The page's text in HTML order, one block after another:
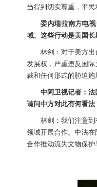
当得到切实尊重，平
委内瑞拉南方电
域。这些行动是美国
林剑：对于美方
发展权，严重违反国
裁和任何形式的胁迫施
中阿卫视记者：
请问中方对此有何看
林剑：我们注意
领域开展合作。中法
合作推动流失文物保